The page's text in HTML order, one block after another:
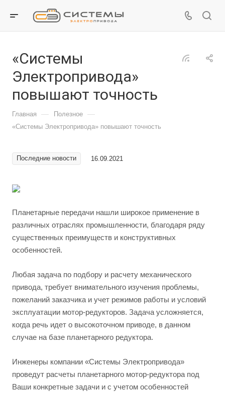
«Системы
Электропривода»
повышают точность
Главная — Полезное —
«Системы Электропривода» повышают точность
Последние новости 16.09.2021
Планетарные передачи нашли широкое применение в
различных отраслях промышленности, благодаря ряду
существенных преимуществ и конструктивных
особенностей.
Любая задача по подбору и расчету механического
привода, требует внимательного изучения проблемы,
пожеланий заказчика и учет режимов работы и условий
эксплуатации мотор-редукторов. Задача усложняется,
когда речь идет о высокоточном приводе, в данном
случае на базе планетарного редуктора.
Инженеры компании «Системы Электропривода»
проведут расчеты планетарного мотор-редуктора под
Ваши конкретные задачи и с учетом особенностей